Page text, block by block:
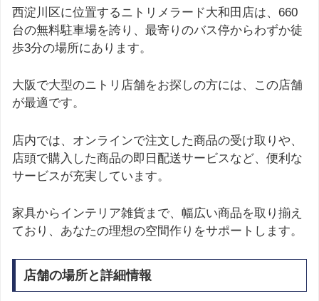
西淀川区に位置するニトリメラード大和田店は、660
台の無料駐車場を誇り、最寄りのバス停からわずか徒
歩3分の場所にあります。
大阪で大型のニトリ店舗をお探しの方には、この店舗
が最適です。
店内では、オンラインで注文した商品の受け取りや、
店頭で購入した商品の即日配送サービスなど、便利な
サービスが充実しています。
家具からインテリア雑貨まで、幅広い商品を取り揃え
ており、あなたの理想の空間作りをサポートします。
店舗の場所と詳細情報